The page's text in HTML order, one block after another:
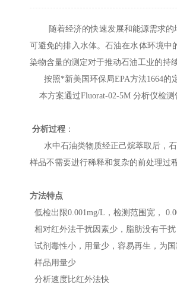
随着经济的快速发展和能源需求
可避免的排入水体。石油在水体环境中
染物含量的测定对于推动石油工业的持
按照*新美国环保局EPA方法1664的
本方案通过Fluorat-02-5M 分析仪检
分析过程 ：
水中石油类物质经正己烷萃取后，石
样品不需要进行稀释和复杂的前处理过
方法特点
低检出限0.001mg/L，检测范围宽，
相对红外法干扰因素少，脂肪没有干扰
试剂毒性小，用量少，容易再生，为
样品用量少
分析速度比红外法快